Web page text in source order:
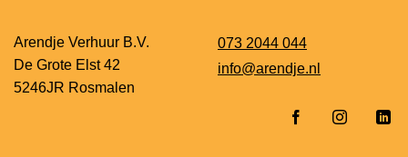
Arendje Verhuur B.V.
De Grote Elst 42
5246JR Rosmalen
073 2044 044
info@arendje.nl